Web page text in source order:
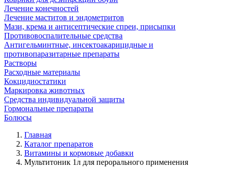
Лечение конечностей
Лечение маститов и эндометритов
Мази, крема и антисептические спреи, присыпки
Противовоспалительные средства
Антигельминтные, инсектоакарицидные и
противопаразитарные препараты
Растворы
Расходные материалы
Кокцидиостатики
Маркировка животных
Средства индивидуальной защиты
Гормональные препараты
Болюсы
Главная
Каталог препаратов
Витамины и кормовые добавки
Мультитоник 1л для перорального применения